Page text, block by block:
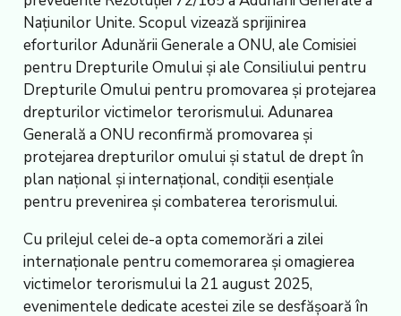
Națiunilor Unite. Scopul vizează sprijinirea
eforturilor Adunării Generale a ONU, ale Comisiei
pentru Drepturile Omului și ale Consiliului pentru
Drepturile Omului pentru promovarea și protejarea
drepturilor victimelor terorismului. Adunarea
Generală a ONU reconfirmă promovarea și
protejarea drepturilor omului și statul de drept în
plan național și internațional, condiții esențiale
pentru prevenirea și combaterea terorismului.
Cu prilejul celei de-a opta comemorări a zilei
internaționale pentru comemorarea și omagierea
victimelor terorismului la 21 august 2025,
evenimentele dedicate acestei zile se desfășoară în